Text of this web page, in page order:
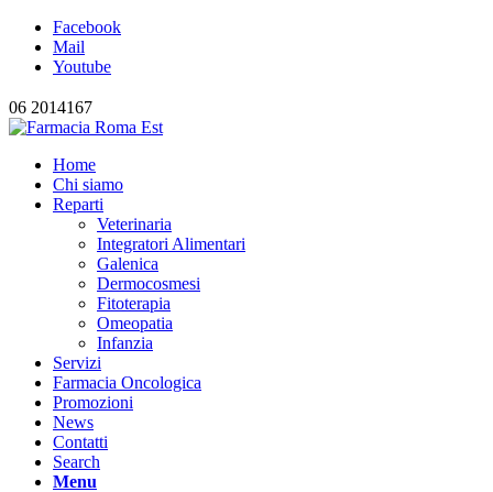
Facebook
Mail
Youtube
06 2014167
Home
Chi siamo
Reparti
Veterinaria
Integratori Alimentari
Galenica
Dermocosmesi
Fitoterapia
Omeopatia
Infanzia
Servizi
Farmacia Oncologica
Promozioni
News
Contatti
Search
Menu